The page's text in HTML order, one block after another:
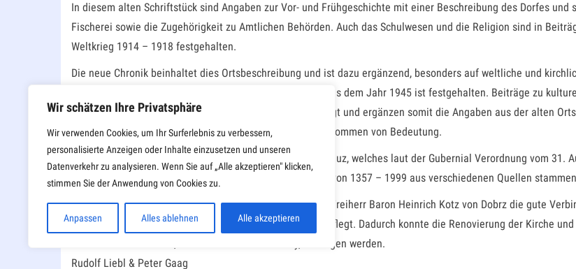
Wir schätzen Ihre Privatsphäre
Wir verwenden Cookies, um Ihr Surferlebnis zu verbessern,
personalisierte Anzeigen oder Inhalte einzusetzen und unseren
Datenverkehr zu analysieren. Wenn Sie auf „Alle akzeptieren" klicken,
stimmen Sie der Anwendung von Cookies zu.
Anpassen Alles ablehnen Alle akzeptieren
In diesem alten Schriftstück sind Angaben zur Vor- und Frühgeschichte mit einer Beschreibung des Dorfes
Fischerei sowie die Zugehörigkeit zu Amtlichen Behörden. Auch das Schulwesen und die Religion sind in
Weltkrieg 1914 – 1918 festgehalten.
Die neue Chronik beinhaltet dies Ortsbeschreibung und ist dazu ergänzend, besonders auf weltliche und
Hausnummern und eine Einwohnerliste mit Hausnamen aus dem Jahr 1945 ist festgehalten. Beiträge zu
den beiden Weltkriegen sind, teilweise mit Fotos, angezeigt und ergänzen somit die Angaben aus der alten
Aussiedlung im Jahr 1946 sind vor allem für unsere Nachkommen von Bedeutung.
Aus dem Kirchenbuch der Katholischen Pfarrei Heiligenkreuz, welches laut der Gubernial Verordnung vom 31.
allem religiöse Beiträge festgehalten. Es sind die Pfarrer von 1357 – 1999 aus verschiedenen Quellen
In dem Schriftstück „Blick in die Heimat“ ist von unserem Freiherr Baron Heinrich Kotz von Dobrz die gute
heute von seinen Nachkommen in vorbildlicher Weise gepflegt. Dadurch konnte die Renovierung der Kirche
den Bischof von Pilsen, Herrn František Radkovský, vollzogen werden.
Rudolf Liebl & Peter Gaag